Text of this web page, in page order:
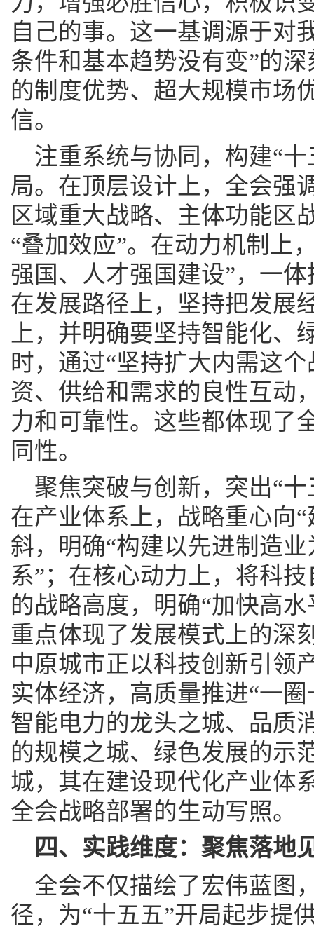
自己的事。这一基调源于对
条件和基本趋势没有变”的
的制度优势、超大规模市场
信。
注重系统与协同，构建“
局。在顶层设计上，全会强
区域重大战略、主体功能区
“叠加效应”。在动力机制上
强国、人才强国建设”，一
在发展路径上，坚持把发展
上，并明确要坚持智能化、
时，通过“坚持扩大内需这
资、供给和需求的良性互动
力和可靠性。这些都体现了
同性。
聚焦突破与创新，突出“
在产业体系上，战略重心向
斜，明确“构建以先进制造
系”；在核心动力上，将科
的战略高度，明确“加快高
重点体现了发展模式上的深
中原城市正以科技创新引领
实体经济，高质量推进“一
智能电力的龙头之城、品质
的规模之城、绿色发展的示
城，其在建设现代化产业体
全会战略部署的生动写照。
四、实践维度：聚焦落地
全会不仅描绘了宏伟蓝图
径，为“十五五”开局起步提